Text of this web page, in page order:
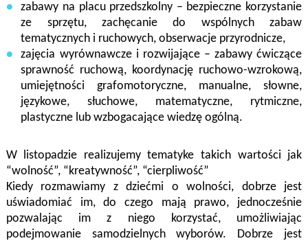
zabawy na placu przedszkolny – bezpieczne korzystanie
ze sprzętu, zachęcanie do wspólnych zabaw
tematycznych i ruchowych, obserwacje przyrodnicze,
zajęcia wyrównawcze i rozwijające – zabawy ćwiczące
sprawność ruchową, koordynację ruchowo-wzrokową,
umiejętności grafomotoryczne, manualne, słowne,
językowe, słuchowe, matematyczne, rytmiczne,
plastyczne lub wzbogacające wiedzę ogólną.
W listopadzie realizujemy tematyke takich wartości jak
“wolność”, “kreatywność”, “cierpliwość”
Kiedy rozmawiamy z dziećmi owolności, dobrze jest
uświadomiać im, do czego mają prawo, jednocześnie
pozwalając im z niego korzystać, umożliwiając
podejmowanie samodzielnych wyborów. Dobrze jest